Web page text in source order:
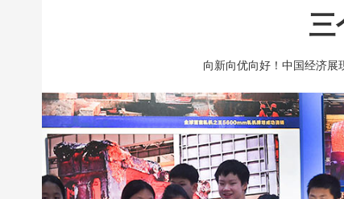
秧
新闻 国内 国际 评论 经济
人民领袖习近平 联播+ 热解读 天
视频 小央视频 小央直播 直播中国
现场 前线 比划 快看 蓝海中国
三
向新向优向好！中国经济展